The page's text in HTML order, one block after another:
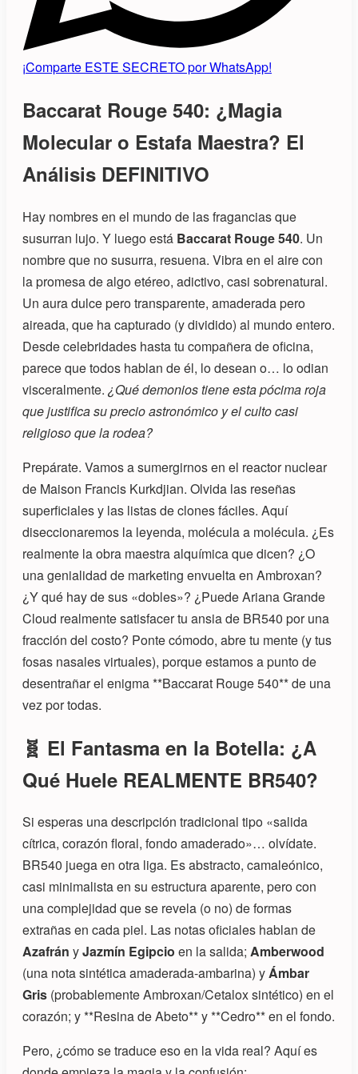
¡Comparte ESTE SECRETO por WhatsApp!
Baccarat Rouge 540: ¿Magia
Molecular o Estafa Maestra? El
Análisis DEFINITIVO
Hay nombres en el mundo de las fragancias que
susurran lujo. Y luego está Baccarat Rouge 540. Un
nombre que no susurra, resuena. Vibra en el aire con
la promesa de algo etéreo, adictivo, casi sobrenatural.
Un aura dulce pero transparente, amaderada pero
aireada, que ha capturado (y dividido) al mundo entero.
Desde celebridades hasta tu compañera de oficina,
parece que todos hablan de él, lo desean o… lo odian
visceralmente. ¿Qué demonios tiene esta pócima roja
que justifica su precio astronómico y el culto casi
religioso que la rodea?
Prepárate. Vamos a sumergirnos en el reactor nuclear
de Maison Francis Kurkdjian. Olvida las reseñas
superficiales y las listas de clones fáciles. Aquí
diseccionaremos la leyenda, molécula a molécula. ¿Es
realmente la obra maestra alquímica que dicen? ¿O
una genialidad de marketing envuelta en Ambroxan?
¿Y qué hay de sus «dobles»? ¿Puede Ariana Grande
Cloud realmente satisfacer tu ansia de BR540 por una
fracción del costo? Ponte cómodo, abre tu mente (y tus
fosas nasales virtuales), porque estamos a punto de
desentrañar el enigma **Baccarat Rouge 540** de una
vez por todas.
🧬 El Fantasma en la Botella: ¿A
Qué Huele REALMENTE BR540?
Si esperas una descripción tradicional tipo «salida
cítrica, corazón floral, fondo amaderado»… olvídate.
BR540 juega en otra liga. Es abstracto, camaleónico,
casi minimalista en su estructura aparente, pero con
una complejidad que se revela (o no) de formas
extrañas en cada piel. Las notas oficiales hablan de
Azafrán yJazmín Egipcio en la salida; Amberwood
(una nota sintética amaderada-ambarina) yÁmbar
Gris (probablemente Ambroxan/Cetalox sintético) en el
corazón; y **Resina de Abeto** y **Cedro** en el fondo.
Pero, ¿cómo se traduce eso en la vida real? Aquí es